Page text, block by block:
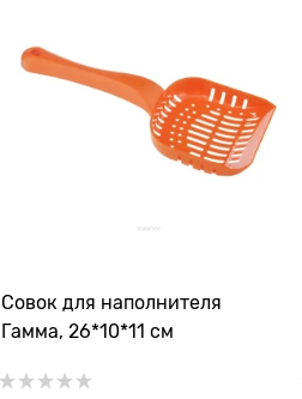
Совок для наполнителя
Гамма, 26*10*11 см